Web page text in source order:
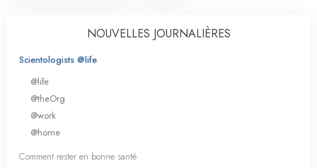
NOUVELLES JOURNALIÈRES
Scientologists @life
@life
@theOrg
@work
@home
Comment rester en bonne santé